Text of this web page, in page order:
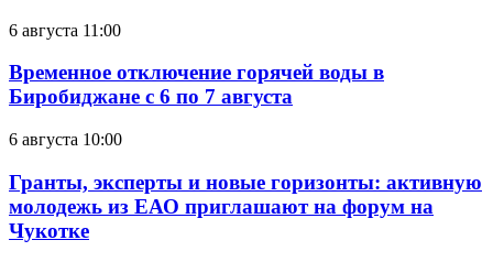
6 августа 11:00
Временное отключение горячей воды в
Биробиджане с 6 по 7 августа
6 августа 10:00
Гранты, эксперты и новые горизонты: активную
молодежь из ЕАО приглашают на форум на
Чукотке